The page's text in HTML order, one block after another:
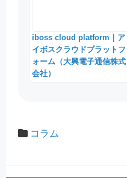
iboss cloud platform｜ア
イボスクラウドプラットフ
ォーム（大興電子通信株式
会社）
コラム